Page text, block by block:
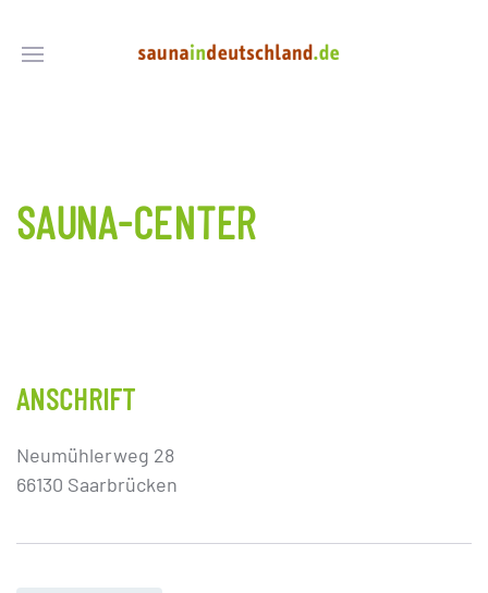
SAUNA-CENTER
ANSCHRIFT
Neumühlerweg 28
66130 Saarbrücken